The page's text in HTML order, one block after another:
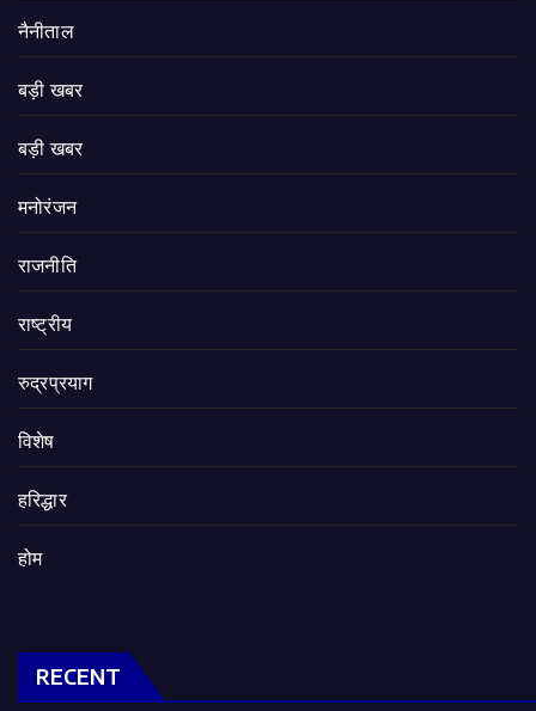
नैनीताल
बड़ी खबर
बड़ी खबर
मनोरंजन
राजनीति
राष्ट्रीय
रुद्रप्रयाग
विशेष
हरिद्धार
होम
RECENT